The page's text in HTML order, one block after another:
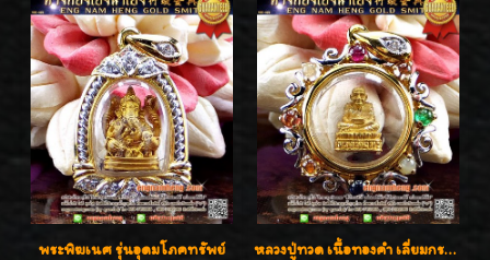
พระพิฆเนศ รุ่นอุดมโภคทรัพย์ หลวงปู่ทวด เนื้อทองคำ เลี่ยมกรอบทองคำประดับเพชรแท้และพลอยนพเก้า น่ารักมากๆค่ะ